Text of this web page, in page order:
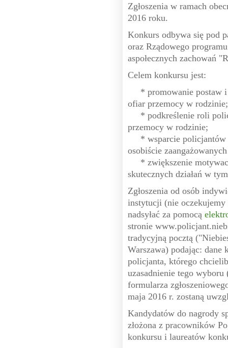
Zgłoszenia w ramach
2016 roku.
Konkurs odbywa się pod
oraz Rządowego
aspołecznych zachowań
Celem konkursu jest:
* promowanie postaw i
ofiar przemocy w rodzinie;
* podkreślenie roli
przemocy w rodzinie;
* wsparcie policjantów
osobiście
* zwiększenie
skutecznych działań w
Zgłoszenia od osób
instytucji (nie oczekujemy
nadsyłać za pomocą
stronie
tradycyjną pocztą
Warszawa) podając: dane
policjanta, którego
uzasadnienie tego wyboru
formularza
maja 2016 r. zostaną
Kandydatów do nagrody
złożona z pracowników
konkursu i laureatów